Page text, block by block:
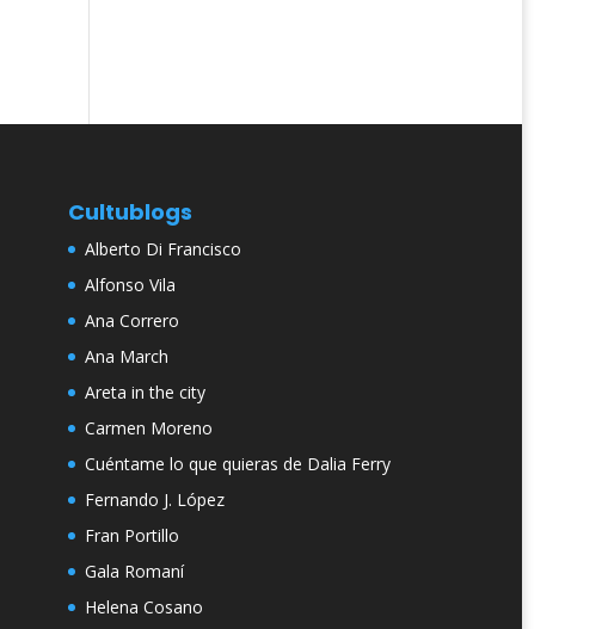
Cultublogs
Alberto Di Francisco
Alfonso Vila
Ana Correro
Ana March
Areta in the city
Carmen Moreno
Cuéntame lo que quieras de Dalia Ferry
Fernando J. López
Fran Portillo
Gala Romaní
Helena Cosano